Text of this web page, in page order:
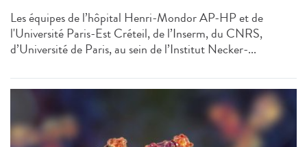
Les équipes de l’hôpital Henri-Mondor AP-HP et de
l'Université Paris-Est Créteil, de l’Inserm, du CNRS,
d’Université de Paris, au sein de l’Institut Necker-...